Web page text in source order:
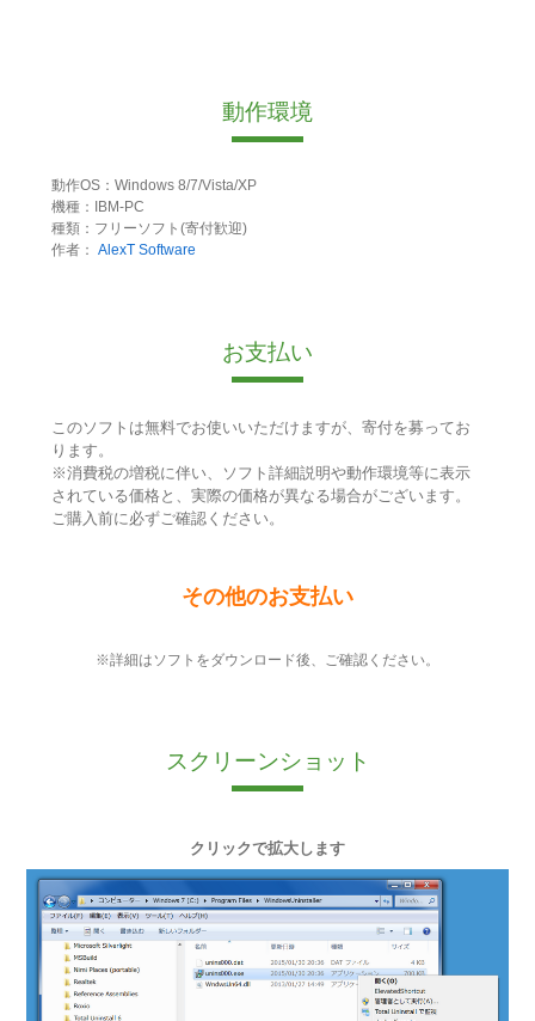
動作環境
動作OS：Windows 8/7/Vista/XP
機種：IBM-PC
種類：フリーソフト(寄付歓迎)
作者： AlexT Software
お支払い
このソフトは無料でお使いいただけますが、寄付を募ってお
ります。
※消費税の増税に伴い、ソフト詳細説明や動作環境等に表示
されている価格と、実際の価格が異なる場合がございます。
ご購入前に必ずご確認ください。
その他のお支払い
※詳細はソフトをダウンロード後、ご確認ください。
スクリーンショット
クリックで拡大します